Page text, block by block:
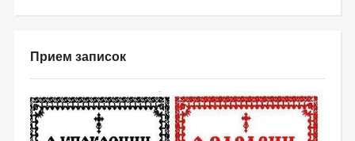
Прием записок